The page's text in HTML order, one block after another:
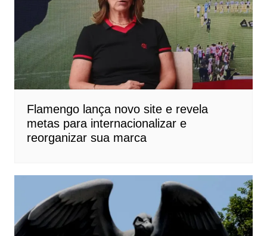
Flamengo lança novo site e revela
metas para internacionalizar e
reorganizar sua marca